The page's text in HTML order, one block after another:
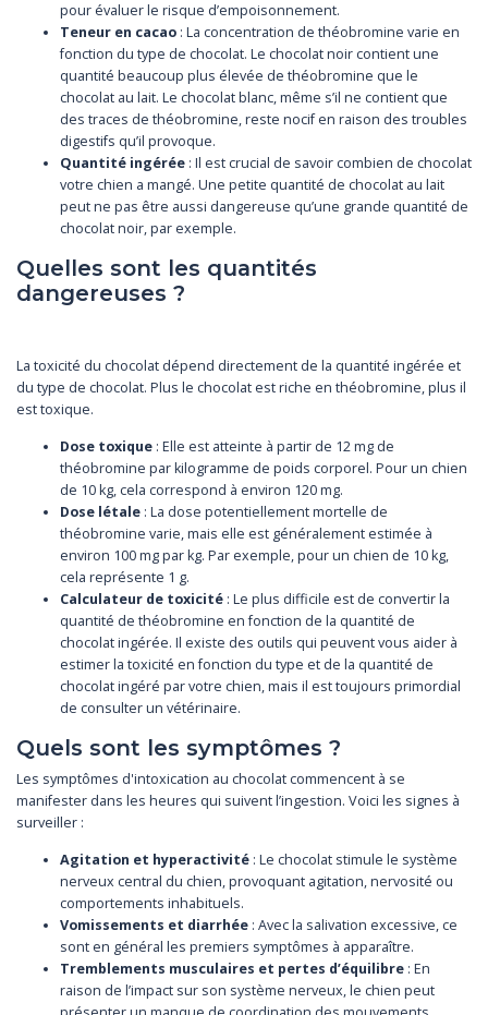
pour évaluer le risque d’empoisonnement.
Teneur en cacao : La concentration de théobromine varie en
fonction du type de chocolat. Le chocolat noir contient une
quantité beaucoup plus élevée de théobromine que le
chocolat au lait. Le chocolat blanc, même s’il ne contient que
des traces de théobromine, reste nocif en raison des troubles
digestifs qu’il provoque.
Quantité ingérée : Il est crucial de savoir combien de chocolat
votre chien a mangé. Une petite quantité de chocolat au lait
peut ne pas être aussi dangereuse qu’une grande quantité de
chocolat noir, par exemple.
Quelles sont les quantités
dangereuses ?
La toxicité du chocolat dépend directement de la quantité ingérée et
du type de chocolat. Plus le chocolat est riche en théobromine, plus il
est toxique.
Dose toxique : Elle est atteinte à partir de 12 mg de
théobromine par kilogramme de poids corporel. Pour un chien
de 10 kg, cela correspond à environ 120 mg.
Dose létale : La dose potentiellement mortelle de
théobromine varie, mais elle est généralement estimée à
environ 100 mg par kg. Par exemple, pour un chien de 10 kg,
cela représente 1 g.
Calculateur de toxicité : Le plus difficile est de convertir la
quantité de théobromine en fonction de la quantité de
chocolat ingérée. Il existe des outils qui peuvent vous aider à
estimer la toxicité en fonction du type et de la quantité de
chocolat ingéré par votre chien, mais il est toujours primordial
de consulter un vétérinaire.
Quels sont les symptômes ?
Les symptômes d'intoxication au chocolat commencent à se
manifester dans les heures qui suivent l’ingestion. Voici les signes à
surveiller :
Agitation et hyperactivité : Le chocolat stimule le système
nerveux central du chien, provoquant agitation, nervosité ou
comportements inhabituels.
Vomissements et diarrhée : Avec la salivation excessive, ce
sont en général les premiers symptômes à apparaître.
Tremblements musculaires et pertes d’équilibre : En
raison de l’impact sur son système nerveux, le chien peut